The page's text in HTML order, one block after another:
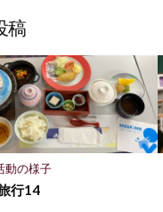
ク
マ
ー
ク
に
稿
動の様子
行14